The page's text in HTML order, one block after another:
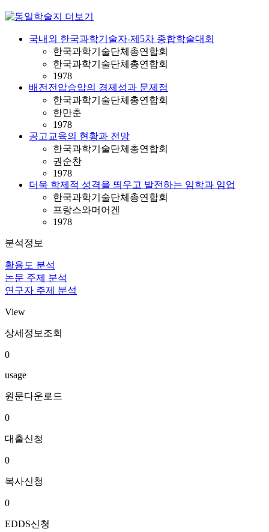
국내외 한국과학기술자-제5차 종합학술대회
한국과학기술단체총연합회
한국과학기술단체총연합회
1978
배전전압승압의 경제성과 문제점
한국과학기술단체총연합회
한만춘
1978
공고교육의 현황과 전망
한국과학기술단체총연합회
권순찬
1978
더욱 학제적 성격을 띄우고 발전하는 임학과 임업
한국과학기술단체총연합회
프랑스와머어겐
1978
분석정보
활용도 분석
논문 주제 분석
연구자 주제 분석
View
상세정보조회
0
usage
원문다운로드
0
대출신청
0
복사신청
0
EDDS신청